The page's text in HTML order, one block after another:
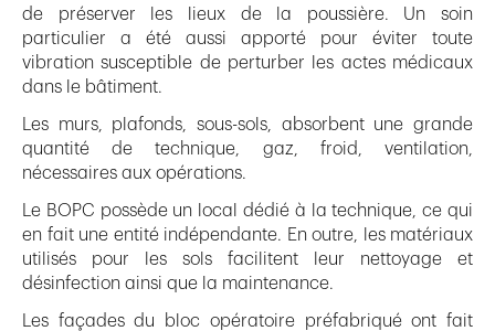
de préserver les lieux de la poussière. Un soin
particulier a été aussi apporté pour éviter toute
vibration susceptible de perturber les actes médicaux
dans le bâtiment.
Les murs, plafonds, sous-sols, absorbent une grande
quantité de technique, gaz, froid, ventilation,
nécessaires aux opérations.
Le BOPC possède un local dédié à la technique, ce qui
en fait une entité indépendante. En outre, les matériaux
utilisés pour les sols facilitent leur nettoyage et
désinfection ainsi que la maintenance.
Les façades du bloc opératoire préfabriqué ont fait